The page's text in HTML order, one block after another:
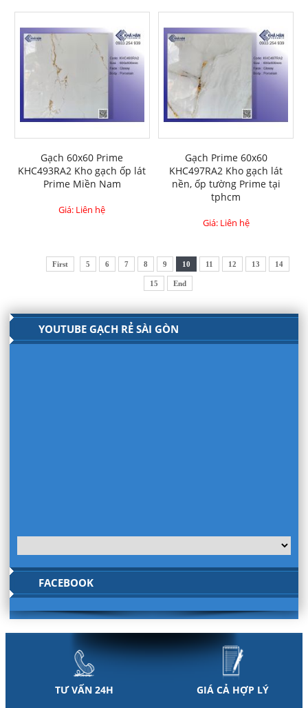
Gạch 60x60 Prime
KHC493RA2 Kho gạch ốp lát
Prime Miền Nam
Giá: Liên hệ
Gạch Prime 60x60
KHC497RA2 Kho gạch lát
nền, ốp tường Prime tại
tphcm
Giá: Liên hệ
First 5 6 7 8 9 10 11 12 13 14
15 End
YOUTUBE GẠCH RẺ SÀI GÒN
FACEBOOK
TƯ VẤN 24H GIÁ CẢ HỢP LÝ